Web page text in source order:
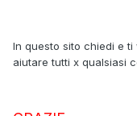
In questo sito chiedi e ti
aiutare tutti x qualsiasi